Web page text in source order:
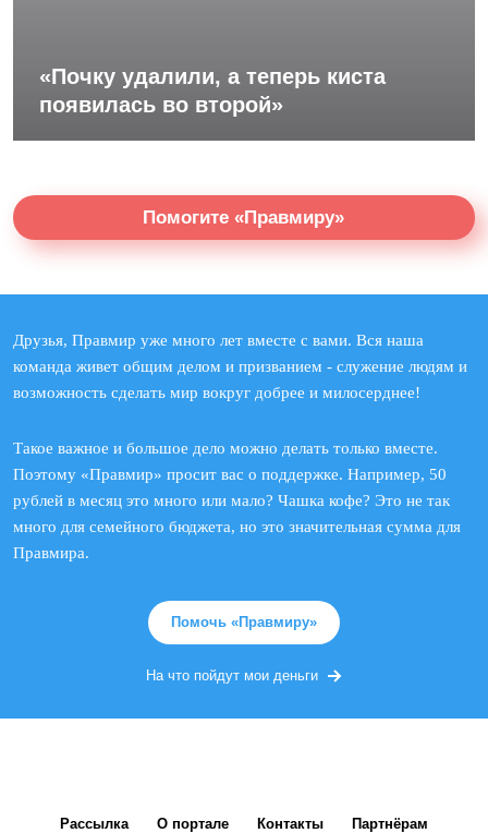
«Почку удалили, а теперь киста
появилась во второй»
Помогите «Правмиру»
Друзья, Правмир уже много лет вместе с вами. Вся наша
команда живет общим делом и призванием - служение людям и
возможность сделать мир вокруг добрее и милосерднее!
Такое важное и большое дело можно делать только вместе.
Поэтому «Правмир» просит вас о поддержке. Например, 50
рублей в месяц это много или мало? Чашка кофе? Это не так
много для семейного бюджета, но это значительная сумма для
Правмира.
Помочь «Правмиру»
На что пойдут мои деньги
Рассылка О портале Контакты Партнёрам